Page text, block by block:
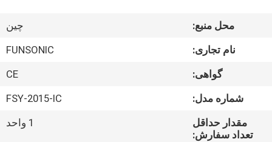
درباره
بازدید
محل منبع:
چین
نام تجاری:
FUNSONIC
گواهی:
CE
شماره مدل:
FSY-2015-IC
مقدار حداقل
تعداد سفارش:
1 واحد